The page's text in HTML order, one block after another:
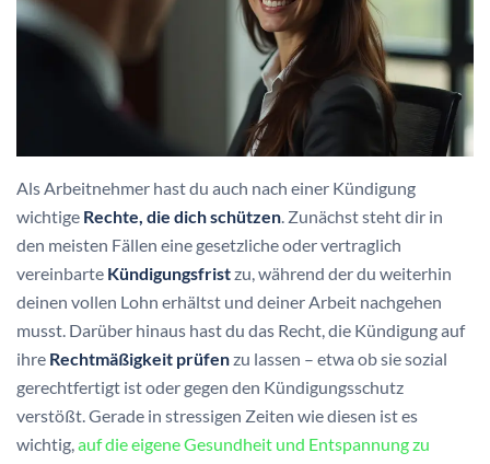
Als Arbeitnehmer hast du auch nach einer Kündigung
wichtige Rechte, die dich schützen . Zunächst steht dir in
den meisten Fällen eine gesetzliche oder vertraglich
vereinbarte Kündigungsfristzu, während der du weiterhin
deinen vollen Lohn erhältst und deiner Arbeit nachgehen
musst. Darüber hinaus hast du das Recht, die Kündigung auf
ihre Rechtmäßigkeit prüfenzu lassen – etwa ob sie sozial
gerechtfertigt ist oder gegen den Kündigungsschutz
verstößt. Gerade in stressigen Zeiten wie diesen ist es
wichtig, auf die eigene Gesundheit und Entspannung zu